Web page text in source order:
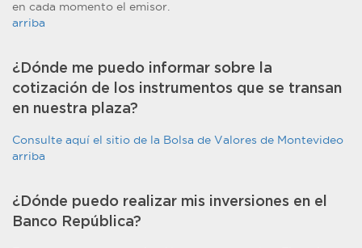
en cada momento el emisor.
arriba
¿Dónde me puedo informar sobre la
cotización de los instrumentos que se transan
en nuestra plaza?
Consulte aquí el sitio de la Bolsa de Valores de Montevideo
arriba
¿Dónde puedo realizar mis inversiones en el
Banco República?